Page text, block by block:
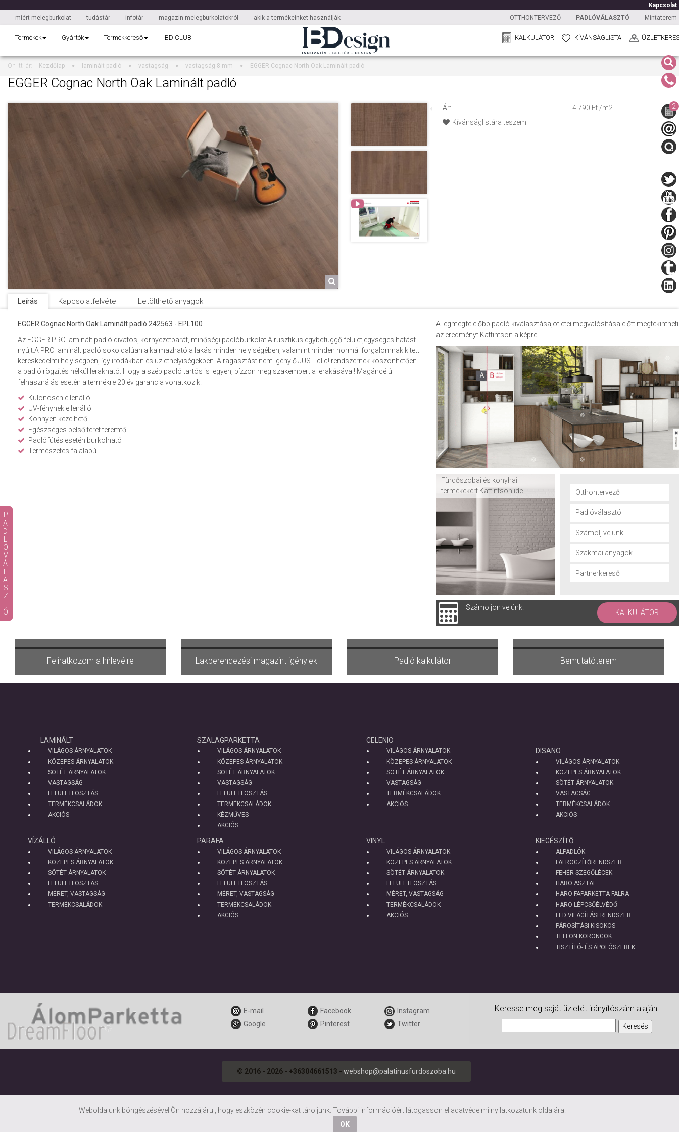
Kapcsolat
miért melegburkolat
tudástár infotár magazin melegburkolatokról akik a termékeinket használják OTTHONTERVEZŐ PADLÓVÁLASZTÓ Mintaterem
Termékek Gyártók Termékkereső IBD CLUB KÍVÁNSÁGLISTA
KALKULÁTOR
Ön itt jár: Kezdőlap laminált padló vastagság vastagság 8 mm EGGER Cognac North Oak Laminált padló
EGGER Cognac North Oak Laminált padló
Ár:
4.790 Ft /m2
Kívánságlistára teszem
Leírás Kapcsolatfelvétel Letölthető anyagok
EGGER Cognac North Oak Laminált padló 242563 - EPL100
Az EGGER PRO laminált padló divatos, környezetbarát, minőségi padlóburkolat.A rusztikus egybefüggő felület,egységes hatást
nyújt.A PRO laminált padló sokoldalúan alkalmazható a lakás minden helyiségében, valamint minden normál forgalomnak kitett
kereskedelmi helyiségben, így irodákban és üzlethelyiségekben. A ragasztást nem igénylő JUST clic! rendszernek köszönhetően
a padló rögzítés nélkül lerakható. Hogy a szép padló tartós is legyen, bízzon meg szakembert a lerakásával! Magáncélú
felhasználás esetén a termékre 20 év garancia vonatkozik.
Különösen ellenálló
UV-fénynek ellenálló
Könnyen kezelhető
Egészséges belső teret teremtő
Padlófütés esetén burkolható
Természetes fa alapú
A legmegfelelőbb padló kiválasztása,ötletei megvalósítása előtt megtekintheti
az eredményt.Kattintson a képre.
Fürdőszobai és konyhai
termékekért Kattintson ide
Otthontervező
Padlóválasztó
Számolj velünk
Szakmai anyagok
Partnerkereső
Számoljon velünk!
KALKULÁTOR
Feliratkozom a hírlevélre Lakberendezési magazint igénylek Padló kalkulátor Bemutatóterem
PADLÓVÁLASZTÓ
LAMINÁLT
VILÁGOS ÁRNYALATOK
KÖZEPES ÁRNYALATOK
SÖTÉT ÁRNYALATOK
VASTAGSÁG
FELÜLETI OSZTÁS
TERMÉKCSALÁDOK
AKCIÓS
SZALAGPARKETTA
VILÁGOS ÁRNYALATOK
KÖZEPES ÁRNYALATOK
SÖTÉT ÁRNYALATOK
VASTAGSÁG
FELÜLETI OSZTÁS
TERMÉKCSALÁDOK
KÉZMŰVES
AKCIÓS
CELENIO
VILÁGOS ÁRNYALATOK
KÖZEPES ÁRNYALATOK
SÖTÉT ÁRNYALATOK
VASTAGSÁG
TERMÉKCSALÁDOK
AKCIÓS
DISANO
VILÁGOS ÁRNYALATOK
KÖZEPES ÁRNYALATOK
SÖTÉT ÁRNYALATOK
VASTAGSÁG
TERMÉKCSALÁDOK
AKCIÓS
VÍZÁLLÓ
VILÁGOS ÁRNYALATOK
KÖZEPES ÁRNYALATOK
SÖTÉT ÁRNYALATOK
FELÜLETI OSZTÁS
MÉRET, VASTAGSÁG
TERMÉKCSALÁDOK
PARAFA
VILÁGOS ÁRNYALATOK
KÖZEPES ÁRNYALATOK
SÖTÉT ÁRNYALATOK
FELÜLETI OSZTÁS
MÉRET, VASTAGSÁG
TERMÉKCSALÁDOK
AKCIÓS
VINYL
VILÁGOS ÁRNYALATOK
KÖZEPES ÁRNYALATOK
SÖTÉT ÁRNYALATOK
FELÜLETI OSZTÁS
MÉRET, VASTAGSÁG
TERMÉKCSALÁDOK
AKCIÓS
KIEGÉSZÍTŐ
ALPADLÓK
FALRÖGZÍTŐRENDSZER
FEHÉR SZEGŐLÉCEK
HARO ASZTAL
HARO FAPARKETTA FALRA
HARO LÉPCSŐÉLVÉDŐ
LED VILÁGÍTÁSI RENDSZER
PÁROSÍTÁSI KISOKOS
TEFLON KORONGOK
TISZTÍTÓ- ÉS ÁPOLÓSZEREK
E-mail Facebook
Instagram
Google
Pinterest Twitter
Keresse meg saját üzletét irányítószám alaján!
© 2016 - 2026 - +36304661513 - webshop@palatinusfurdoszoba.hu
2
Weboldalunk böngészésével Ön hozzájárul, hogy eszközén cookie-kat tároljunk. További információért látogasson el adatvédelmi nyilatkozatunk oldalára.
OK